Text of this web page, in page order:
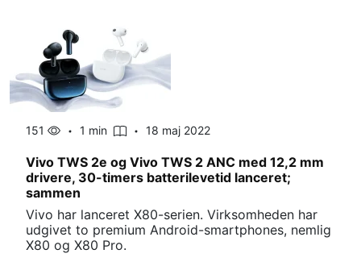
151 1 min 18 maj 2022
Vivo TWS 2e og Vivo TWS 2 ANC med 12,2 mm
drivere, 30-timers batterilevetid lanceret;
sammen
Vivo har lanceret X80-serien. Virksomheden har
udgivet to premium Android-smartphones, nemlig
X80 og X80 Pro.